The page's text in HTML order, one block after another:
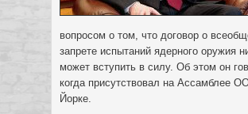
вопросом о том, что договор о
запрете испытаний ядерного оружия
может вступить в силу. Об этом он
когда присутствовал на Ассамблее
Йорке.